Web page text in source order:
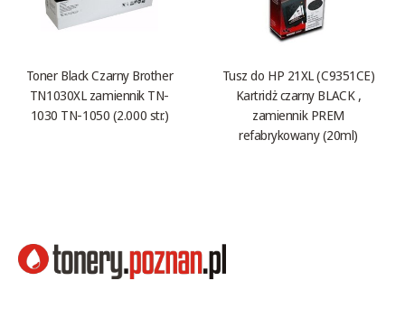
Toner Black Czarny Brother
TN1030XL zamiennik TN-
1030 TN-1050 (2.000 str.)
Tusz do HP 21XL (C9351CE)
Kartridż czarny BLACK ,
zamiennik PREM
refabrykowany (20ml)